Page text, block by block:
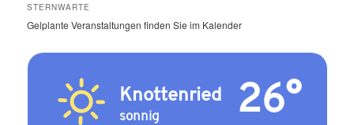
STERNWARTE
Gelplante Veranstaltungen finden Sie im Kalender
Knottenried
sonnig 26°